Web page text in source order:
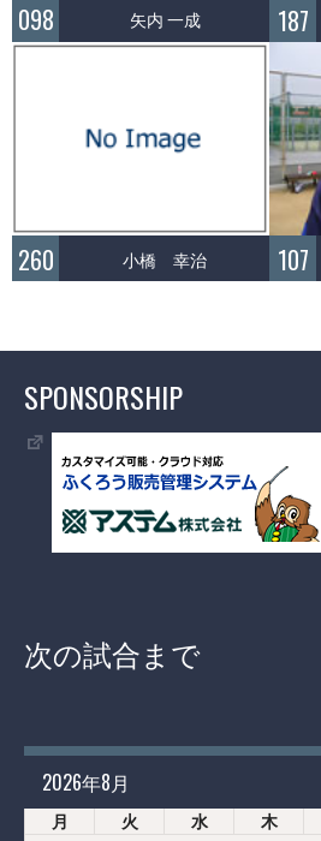
098 矢内 一成 187
260 小橋 幸治 107
SPONSORSHIP
次の試合まで
2026年8月
月 火 水 木